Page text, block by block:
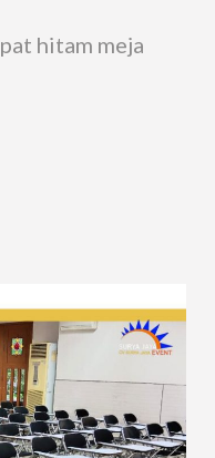
hitam meja